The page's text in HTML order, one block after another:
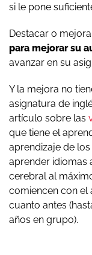
si le pone
Destacar o
para mejorar su
avanzar en su
Y la mejora no
asignatura de
artículo sobre las
que tiene el
aprendizaje de
aprender idiomas
cerebral al
comiencen con el
cuanto antes
años en grupo).